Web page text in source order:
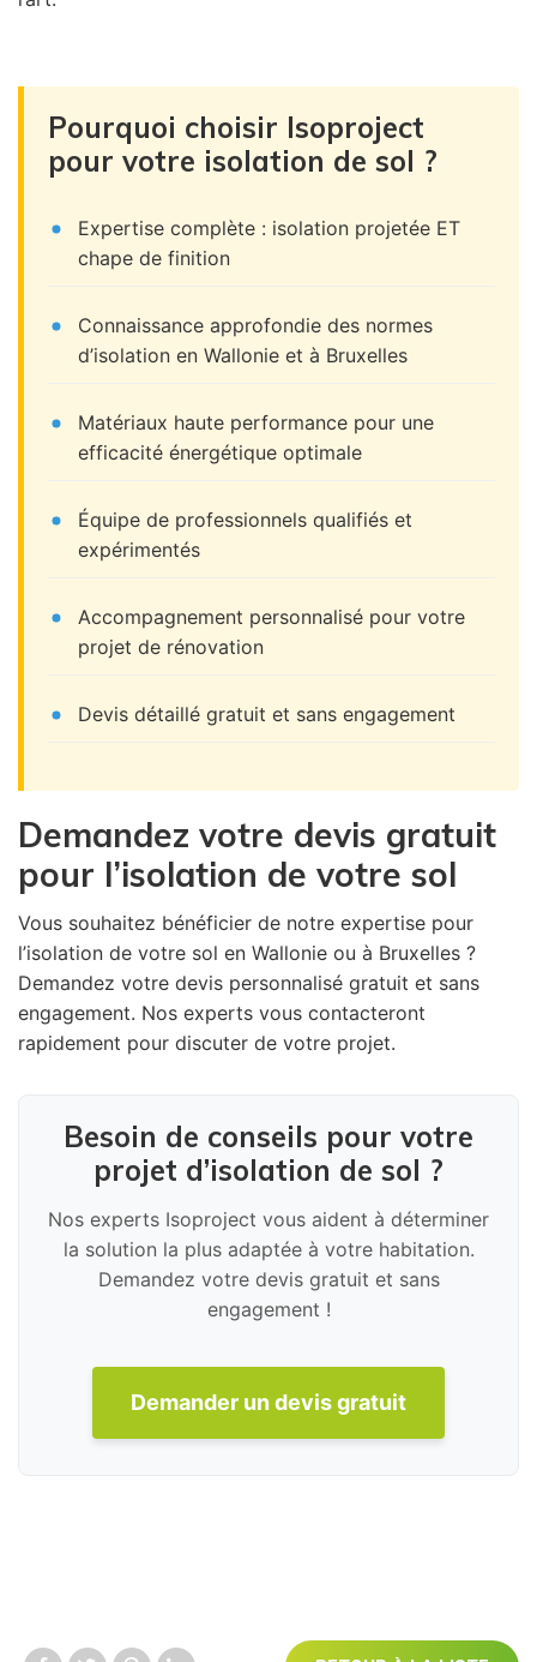
Pourquoi choisir Isoproject
pour votre isolation de sol ?
Expertise complète : isolation projetée ET
chape de finition
Connaissance approfondie des normes
d’isolation en Wallonie et à Bruxelles
Matériaux haute performance pour une
efficacité énergétique optimale
Équipe de professionnels qualifiés et
expérimentés
Accompagnement personnalisé pour votre
projet de rénovation
Devis détaillé gratuit et sans engagement
Demandez votre devis gratuit
pour l’isolation de votre sol
Vous souhaitez bénéficier de notre expertise pour
l’isolation de votre sol en Wallonie ou à Bruxelles ?
Demandez votre devis personnalisé gratuit et sans
engagement. Nos experts vous contacteront
rapidement pour discuter de votre projet.
Besoin de conseils pour votre
projet d’isolation de sol ?
Nos experts Isoproject vous aident à déterminer
la solution la plus adaptée à votre habitation.
Demandez votre devis gratuit et sans
engagement !
Demander un devis gratuit